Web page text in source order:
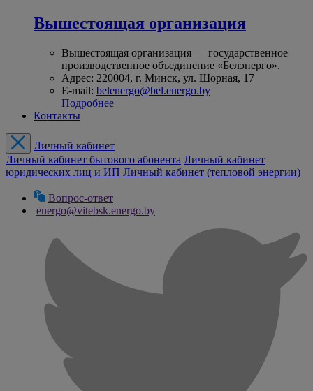
Вышестоящая организация
Вышестоящая организация — государственное
производственное объединение «Белэнерго».
Адрес: 220004, г. Минск, ул. Шорная, 17
E-mail: belenergo@bel.energo.by
Подробнее
Контакты
Личный кабинет
Личный кабинет бытового абонента Личный кабинет
юридических лиц и ИП Личный кабинет (тепловой энергии)
Вопрос-ответ
energo@vitebsk.energo.by